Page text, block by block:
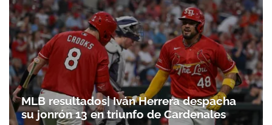
MLB resultados| Iván Herrera despacha
su jonrón 13 en triunfo de Cardenales